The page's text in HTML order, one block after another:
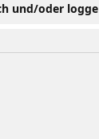
und/oder